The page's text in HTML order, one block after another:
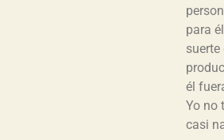
para
suerte
él
Yo no
casi